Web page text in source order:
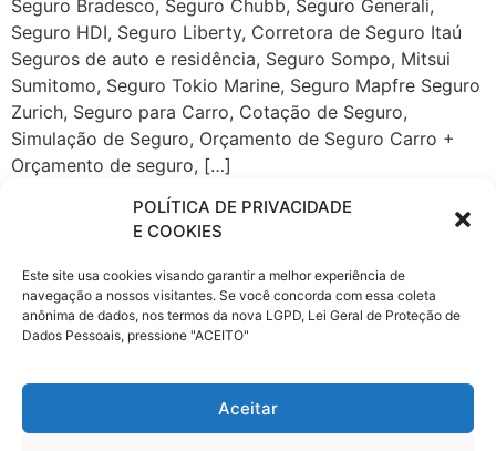
POLÍTICA DE PRIVACIDADE
E COOKIES
Este site usa cookies visando garantir a melhor experiência de
navegação a nossos visitantes. Se você concorda com essa coleta
anônima de dados, nos termos da nova LGPD, Lei Geral de Proteção de
Dados Pessoais, pressione "ACEITO"
Aceitar
Seguro Bradesco, Seguro Chubb, Seguro Generali,
Seguro HDI, Seguro Liberty, Corretora de Seguro Itaú
Seguros de auto e residência, Seguro Sompo, Mitsui
Sumitomo, Seguro Tokio Marine, Seguro Mapfre Seguro
Zurich, Seguro para Carro, Cotação de Seguro,
Simulação de Seguro, Orçamento de Seguro Carro +
Orçamento de seguro, […]
Compre Online Seguro
Seguro Auto Porto Seguro, Seguro Azul, Seguro Allianz,
Seguro Bradesco, Seguro Chubb, Seguro Generali,
Seguros de auto e residência, Seguro Sompo, Mitsui
Sumitomo, Seguro Tokio Marine, Seguro Mapfre Seguro